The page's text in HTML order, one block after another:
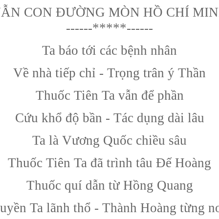
CON ĐƯỜNG MÒN HỒ CHÍ
------*****------
Ta báo tới các bệnh nhân
Về nhà tiếp chỉ - Trọng trân ý Thần
Thuốc Tiên Ta vẫn để phần
Cứu khổ độ bần - Tác dụng dài lâu
Ta là Vương Quốc chiều sâu
Thuốc Tiên Ta đã trình tâu Đế Hoàng
Thuốc quí dẫn từ Hồng Quang
Ta lãnh thổ - Thành Hoàng từng